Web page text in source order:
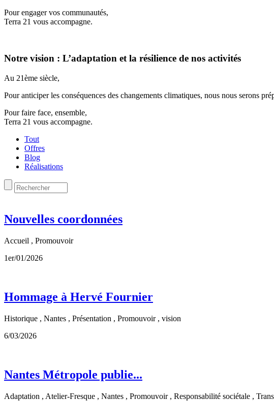
Pour engager vos communautés,
Terra 21 vous accompagne.
Notre vision : L’adaptation et la résilience de nos activités
Au 21ème siècle,
Pour anticiper les conséquences des changements climatiques, nous nous serons
Pour faire face, ensemble,
Terra 21 vous accompagne.
Tout
Offres
Blog
Réalisations
Nouvelles coordonnées
Accueil , Promouvoir
1er/01/2026
Hommage à Hervé Fournier
Historique , Nantes , Présentation , Promouvoir , vision
6/03/2026
Nantes Métropole publie...
Adaptation , Atelier-Fresque , Nantes , Promouvoir , Responsabilité sociétale ,